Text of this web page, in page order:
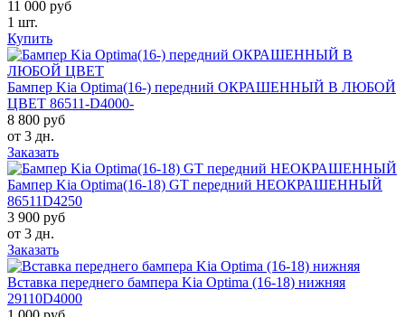
11 000 руб
1 шт.
Купить
Бампер Kia Optima(16-) передний ОКРАШЕННЫЙ В ЛЮБОЙ
ЦВЕТ 86511-D4000-
8 800 руб
от 3 дн.
Заказать
Бампер Kia Optima(16-18) GT передний НЕОКРАШЕННЫЙ
86511D4250
3 900 руб
от 3 дн.
Заказать
Вставка переднего бампера Kia Optima (16-18) нижняя
29110D4000